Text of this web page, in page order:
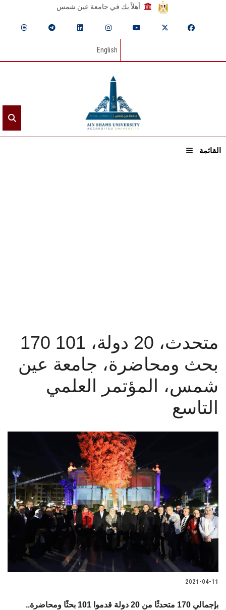
أهلاً بك في جامعة عين شمس
English
القائمة
المراكز والوحدات
الأنظمة الذكية
هيئة التدريس
الدراسات العليا
الخريجين
170 متحدث، 20 دولة، 101
بحث ومحاضرة، جامعة عين
شمس، المؤتمر العلمي
التاسع
2021-04-11
بإجمالي 170 متحدثًا من 20 دولة قدموا 101 بحثًا ومحاضرة..